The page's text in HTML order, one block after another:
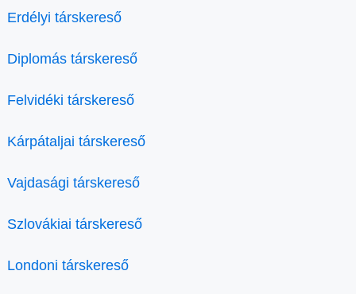
Erdélyi társkereső
Diplomás társkereső
Felvidéki társkereső
Kárpátaljai társkereső
Vajdasági társkereső
Szlovákiai társkereső
Londoni társkereső